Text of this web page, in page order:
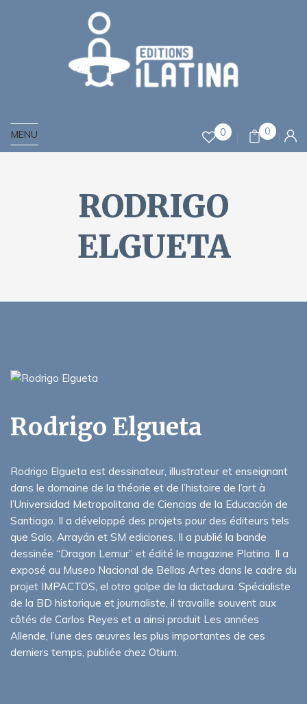
MENU 0 0
RODRIGO
ELGUETA
Rodrigo Elgueta
Rodrigo Elgueta est dessinateur, illustrateur et enseignant
dans le domaine de la théorie et de l’histoire de l’art à
l’Universidad Metropolitana de Ciencias de la Educación de
Santiago. Il a développé des projets pour des éditeurs tels
que Salo, Arrayán et SM ediciones. Il a publié la bande
dessinée “Dragon Lemur” et édité le magazine Platino. Il a
exposé au Museo Nacional de Bellas Artes dans le cadre du
projet IMPACTOS, el otro golpe de la dictadura. Spécialiste
de la BD historique et journaliste, il travaille souvent aux
côtés de Carlos Reyes et a ainsi produit Les années
Allende, l’une des œuvres les plus importantes de ces
derniers temps, publiée chez Otium.